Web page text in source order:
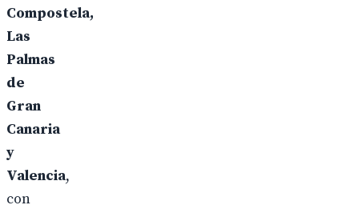
Compostela,
Las
Palmas
de
Gran
Canaria
y
Valencia,
con